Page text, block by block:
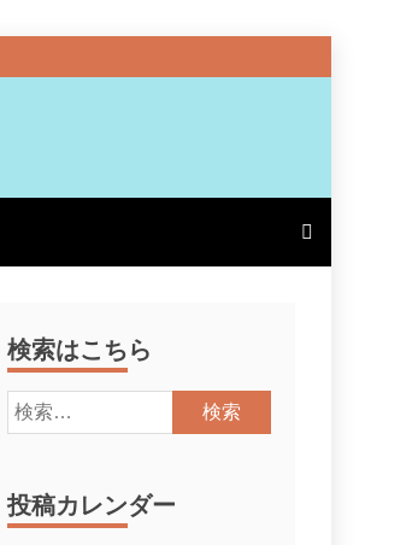
検索はこちら
検
索:
投稿カレンダー